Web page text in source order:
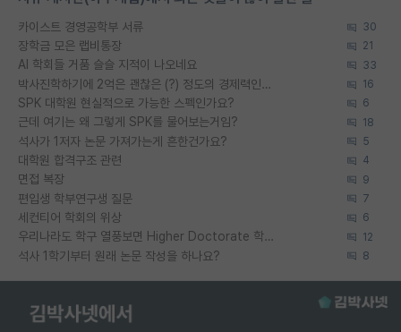
카이스트 경영공학부 서류 30
장학금 모은 랩비통장 21
AI 학회들 거품 슬슬 지적이 나오네요 33
박사진학하기에 2억은 괜찮은 (?) 정도의 경제력인가요 16
SPK 대학원 현실적으로 가능한 스펙인가요? 6
근데 여기는 왜 그렇게 SPK를 물어보는거임? 18
석사가 1저자 논문 가져가는게 흔한건가요? 5
대학원 합격구조 관련 4
면접 복장 9
편입생 학부연구생 질문 7
세컨티어 학회의 위상 6
우리나라도 학구 열풍보면 Higher Doctorate 학위가 필요하다고 봅니다. 12
석사 1학기부터 원래 논문 작성을 하나요? 8